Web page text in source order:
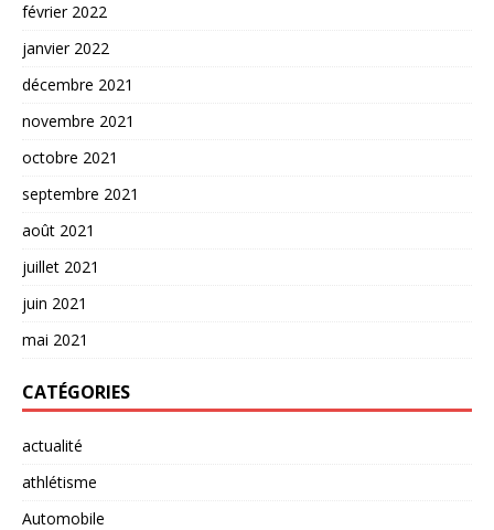
février 2022
janvier 2022
décembre 2021
novembre 2021
octobre 2021
septembre 2021
août 2021
juillet 2021
juin 2021
mai 2021
CATÉGORIES
actualité
athlétisme
Automobile